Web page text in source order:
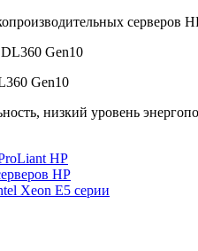
серверов
Gen10
низкий уровень
HP
HP
Xeon E5 серии